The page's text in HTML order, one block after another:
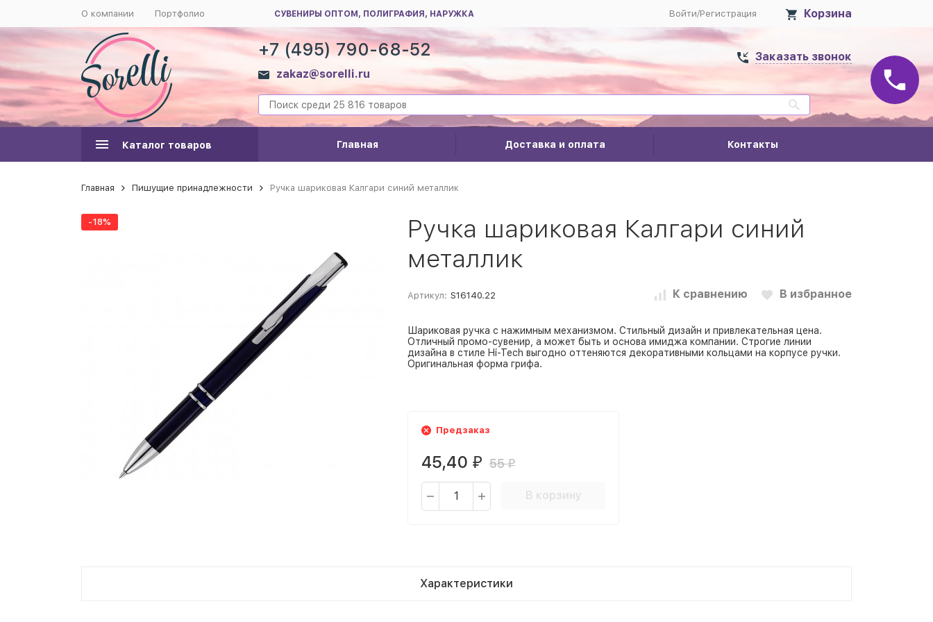
О компании Портфолио СУВЕНИРЫ ОПТОМ, ПОЛИГРАФИЯ, НАРУЖКА Войти/Регистрация Корзина
+7 (495) 790-68-52
zakaz@sorelli.ru
Заказать звонок
Каталог товаров Главная Доставка и оплата Контакты
Главная Пишущие принадлежности Ручка шариковая Калгари синий металлик
-18%
Ручка шариковая Калгари синий
металлик
Артикул: S16140.22 К сравнению В избранное
Шариковая ручка с нажимным механизмом. Стильный дизайн и привлекательная цена.
Отличный промо-сувенир, а может быть и основа имиджа компании. Строгие линии
дизайна в стиле Hi-Tech выгодно оттеняются декоративными кольцами на корпусе ручки.
Оригинальная форма грифа.
Предзаказ
45,40 ₽ 55₽
В корзину
Характеристики